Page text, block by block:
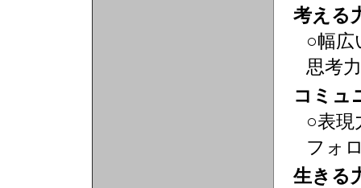
考える
○幅広
思考力
コミュ
○表現
フォ
生きる